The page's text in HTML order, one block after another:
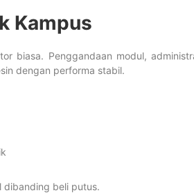
Kampus
biasa. Penggandaan modul,
dengan performa stabil.
dibanding beli putus.